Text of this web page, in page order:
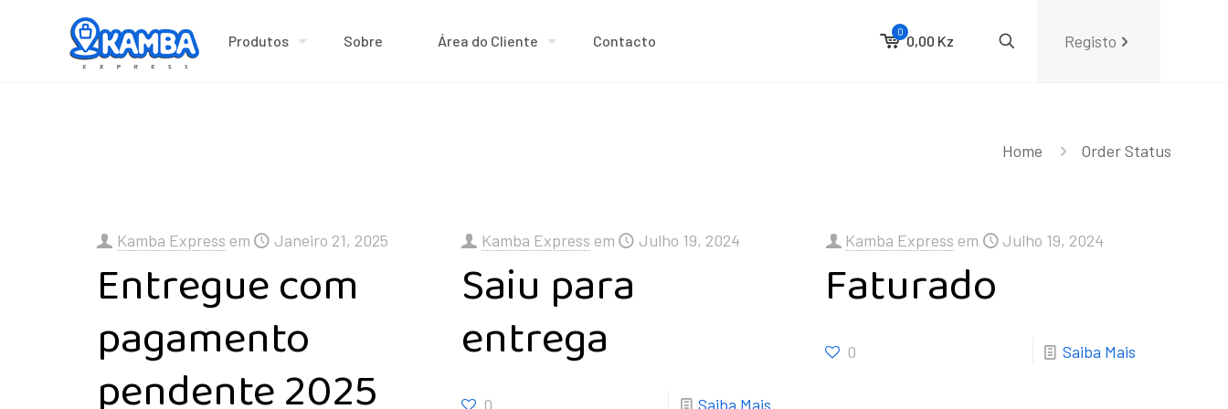
Produtos Sobre Área do Cliente Contacto
0
0,00 Kz Registo
Home Order Status
Kamba Express em Janeiro 21, 2025
Entregue com
pagamento
pendente 2025
Kamba Express em Julho 19, 2024
Saiu para
entrega
0 Saiba Mais
Kamba Express em Julho 19, 2024
Faturado
0 Saiba Mais